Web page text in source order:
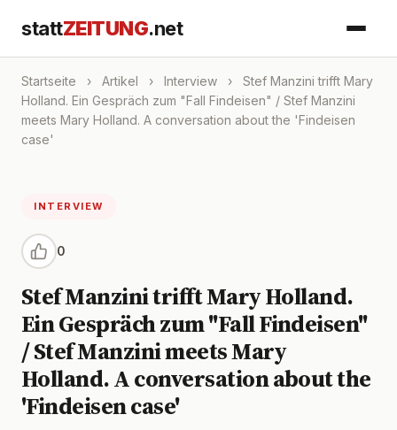
stattZEITUNG.net
Startseite › Artikel › Interview ›
Stef Manzini trifft Mary
Holland. Ein Gespräch zum "Fall Findeisen" / Stef Manzini
meets Mary Holland. A conversation about the 'Findeisen
case'
INTERVIEW
0
Stef Manzini trifft Mary Holland.
Ein Gespräch zum "Fall Findeisen"
/ Stef Manzini meets Mary
Holland. A conversation about the
'Findeisen case'